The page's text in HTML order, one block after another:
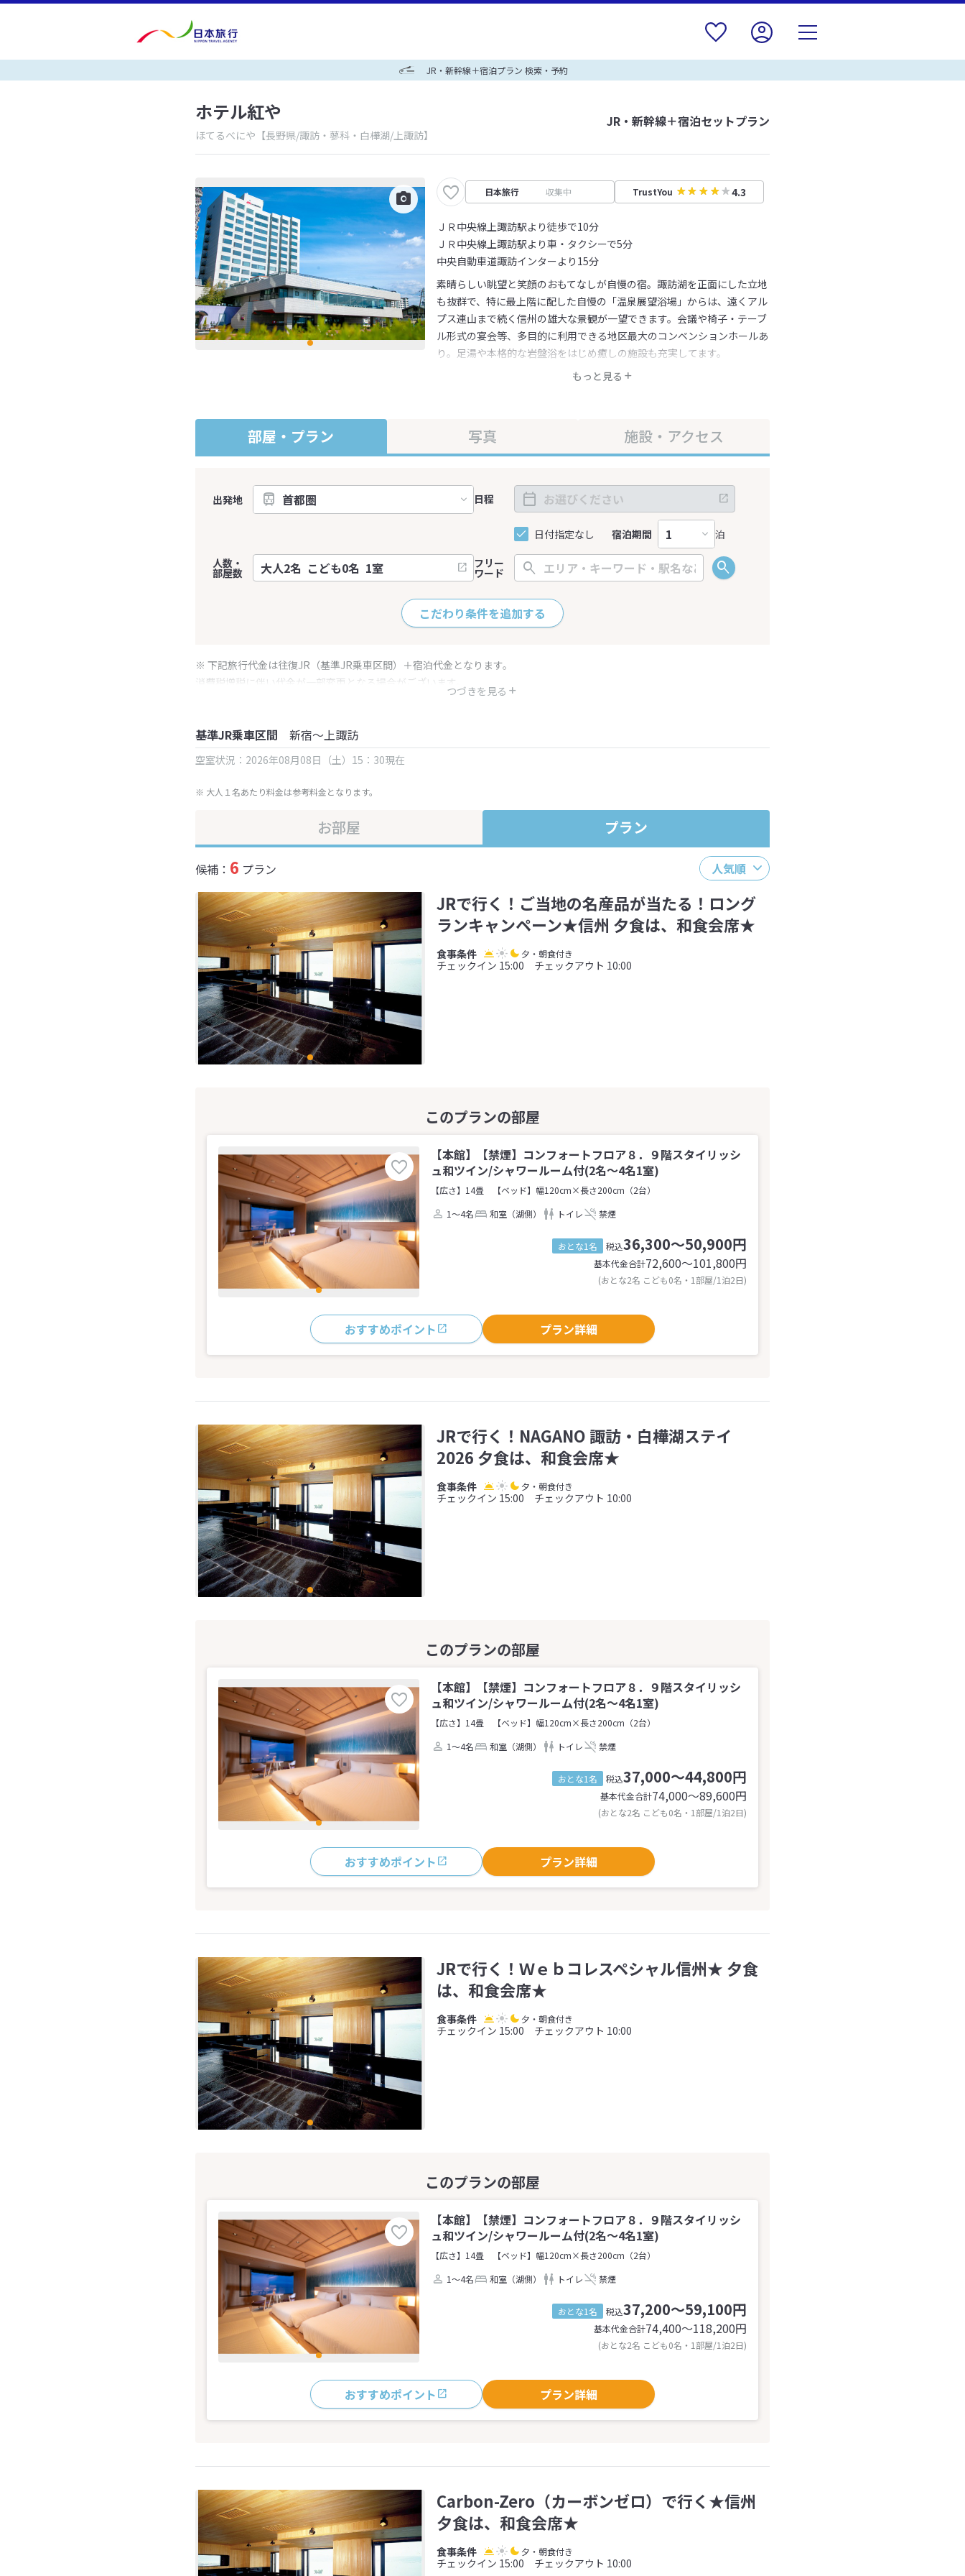
JR・新幹線＋宿泊プラン 検索・予約
ホテル紅や
ほてるべにや 【長野県/諏訪・蓼科・白樺湖/上諏訪】
JR・新幹線＋宿泊セットプラン
日本旅行 収集中 TrustYou 4.3
ＪＲ中央線上諏訪駅より徒歩で10分
ＪＲ中央線上諏訪駅より車・タクシーで5分
中央自動車道諏訪インターより15分
もっと見る
素晴らしい眺望と笑顔のおもてなしが自慢の宿。諏訪湖を正面にした立地
も抜群で、特に最上階に配した自慢の「温泉展望浴場」からは、遠くアル
プス連山まで続く信州の雄大な景観が一望できます。会議や椅子・テーブ
ル形式の宴会等、多目的に利用できる地区最大のコンベンションホールあ
り。足湯や本格的な岩盤浴をはじめ癒しの施設も充実してます。
部屋・プラン 写真 施設・アクセス
出発地 日程
日付指定なし 宿泊期間
泊
人数・
部屋数
フリー
ワード
こだわり条件を追加する
つづきを見る
※ 下記旅行代金は往復JR（基準JR乗車区間）＋宿泊代金となります。
消費税増税に伴い代金が一部変更となる場合がございます。
※ 表示されている旅行代金・プラン内容は一定時間ごとに更新されます。最終確認画面でご確認ください。
基準JR乗車区間 新宿～上諏訪
空室状況：2026年08月08日（土）15：30現在
※ 大人１名あたり料金は参考料金となります。
お部屋 プラン
候補： 6 プラン 人気順
JRで行く！ご当地の名産品が当たる！ロング
ランキャンペーン★信州 夕食は、和食会席★
夕・朝食付き
チェックイン 15:00 チェックアウト 10:00
【本館】【禁煙】コンフォートフロア８．９階スタイリッシ
ュ和ツイン/シャワールーム付(2名～4名1室)
【広さ】14畳
【ベッド】幅120cm×長さ200cm（2台）
1～4名
和室（湖側） トイレ 禁煙
おとな1名 税込36,300～50,900円
基本代金合計72,600〜101,800円
(おとな2名 こども0名・1部屋/1泊2日)
おすすめポイント プラン詳細
JRで行く！NAGANO 諏訪・白樺湖ステイ
2026 夕食は、和食会席★
夕・朝食付き
チェックイン 15:00 チェックアウト 10:00
【本館】【禁煙】コンフォートフロア８．９階スタイリッシ
ュ和ツイン/シャワールーム付(2名～4名1室)
【広さ】14畳
【ベッド】幅120cm×長さ200cm（2台）
1～4名
和室（湖側） トイレ 禁煙
おとな1名 税込37,000～44,800円
基本代金合計74,000〜89,600円
(おとな2名 こども0名・1部屋/1泊2日)
おすすめポイント プラン詳細
JRで行く！Ｗｅｂコレスペシャル信州★ 夕食
は、和食会席★
夕・朝食付き
チェックイン 15:00 チェックアウト 10:00
【本館】【禁煙】コンフォートフロア８．９階スタイリッシ
ュ和ツイン/シャワールーム付(2名～4名1室)
【広さ】14畳
【ベッド】幅120cm×長さ200cm（2台）
1～4名
和室（湖側） トイレ 禁煙
おとな1名 税込37,200～59,100円
基本代金合計74,400〜118,200円
(おとな2名 こども0名・1部屋/1泊2日)
おすすめポイント プラン詳細
Carbon-Zero（カーボンゼロ）で行く★信州
夕食は、和食会席★
夕・朝食付き
チェックイン 15:00 チェックアウト 10:00